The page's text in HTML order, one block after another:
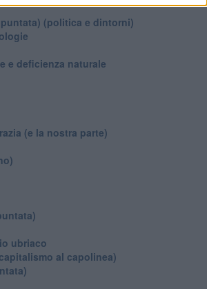
puntata) (politica e dintorni)
e deficienza naturale
(e la nostra parte)
ubriaco
al capolinea)